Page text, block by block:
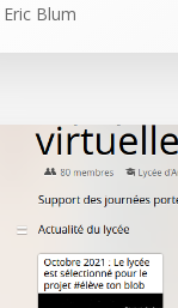
Eric Blum